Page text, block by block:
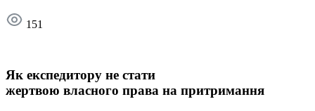
151
Як експедитору не стати
жертвою власного права на притримання